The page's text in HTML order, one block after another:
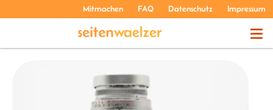
Mitmachen FAQ Datenschutz Impressum
PODCASTS